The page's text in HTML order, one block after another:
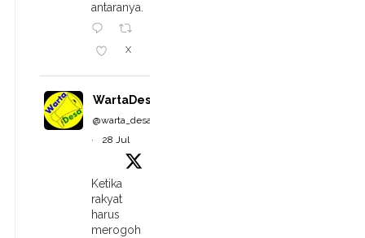
antaranya.
X
WartaDesa
@warta_desa
·
28 Jul
Ketika
rakyat
harus
merogoh